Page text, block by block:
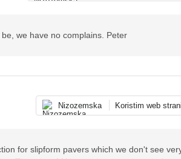
we have no complains. Peter
Nizozemska Koristim web
for slipform pavers which we don't see